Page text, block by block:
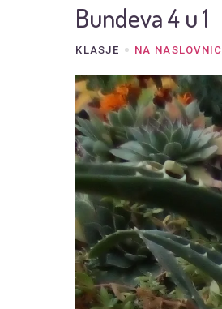
Bundeva 4 u 1
KLASJE NA